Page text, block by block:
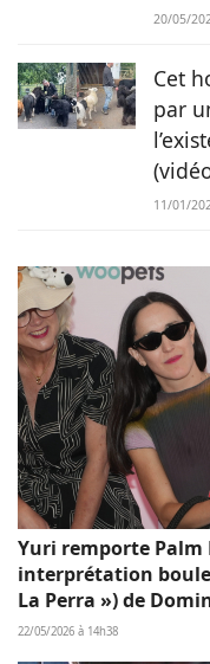
20/05/
Cet
par
11/01/
Yuri remporte Palm
interprétation
La Perra ») de
22/05/2026 à 14h38